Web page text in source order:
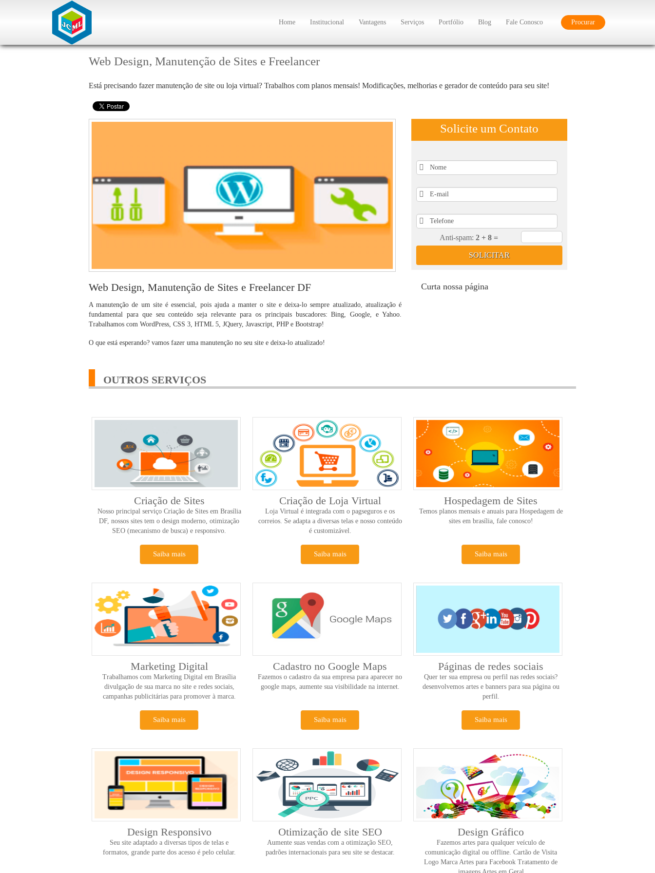
Home Institucional Vantagens Serviços Portfólio Blog Fale Conosco Procurar
Web Design, Manutenção de Sites e Freelancer
Está precisando fazer manutenção de site ou loja virtual? Trabalhos com planos mensais! Modificações, melhorias e gerador de conteúdo para seu site!
Web Design, Manutenção de Sites e Freelancer DF
A manutenção de um site é essencial, pois ajuda a manter o site e deixa-lo sempre atualizado, atualização é
fundamental para que seu conteúdo seja relevante para os principais buscadores: Bing, Google, e Yahoo.
Trabalhamos com WordPress, CSS 3, HTML 5, JQuery, Javascript, PHP e Bootstrap!
O que está esperando? vamos fazer uma manutenção no seu site e deixa-lo atualizado!
Solicite um Contato
Anti-spam: 2 + 8 =
SOLICITAR
Curta nossa página
OUTROS SERVIÇOS
Criação de Sites
Nosso principal serviço Criação de Sites em Brasília
DF, nossos sites tem o design moderno, otimização
SEO (mecanismo de busca) e responsivo.
Saiba mais
Criação de Loja Virtual
Loja Virtual é integrada com o pagseguros e os
correios. Se adapta a diversas telas e nosso conteúdo
é customizável.
Saiba mais
Hospedagem de Sites
Temos planos mensais e anuais para Hospedagem de
sites em brasília, fale conosco!
Saiba mais
Marketing Digital
Trabalhamos com Marketing Digital em Brasília
divulgação de sua marca no site e redes sociais,
campanhas publicitárias para promover à marca.
Saiba mais
Cadastro no Google Maps
Fazemos o cadastro da sua empresa para aparecer no
google maps, aumente sua visibilidade na internet.
Saiba mais
Páginas de redes sociais
Quer ter sua empresa ou perfil nas redes sociais?
desenvolvemos artes e banners para sua página ou
perfil.
Saiba mais
Design Responsivo
Seu site adaptado a diversas tipos de telas e
formatos, grande parte dos acesso é pelo celular.
Otimização de site SEO
Aumente suas vendas com a otimização SEO,
padrões internacionais para seu site se destacar.
Design Gráfico
Fazemos artes para qualquer veículo de
comunicação digital ou offline. Cartão de Visita
Logo Marca Artes para Facebook Tratamento de